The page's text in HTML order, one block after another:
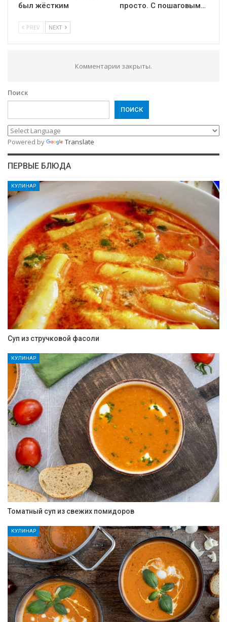
был жёстким
просто. С пошаговым…
PREV NEXT
Комментарии закрыты.
Поиск
ПОИСК
Powered by Translate
ПЕРВЫЕ БЛЮДА
КУЛИНАР
Суп из стручковой фасоли
КУЛИНАР
Томатный суп из свежих помидоров
КУЛИНАР